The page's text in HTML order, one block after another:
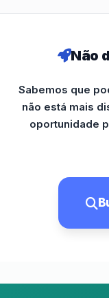
Não
Sabemos que
não está mais
oportunidade